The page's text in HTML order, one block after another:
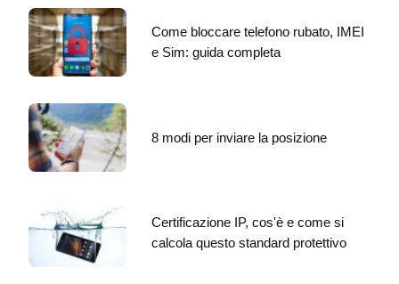
Come bloccare telefono rubato, IMEI
e Sim: guida completa
8 modi per inviare la posizione
Certificazione IP, cos'è e come si
calcola questo standard protettivo